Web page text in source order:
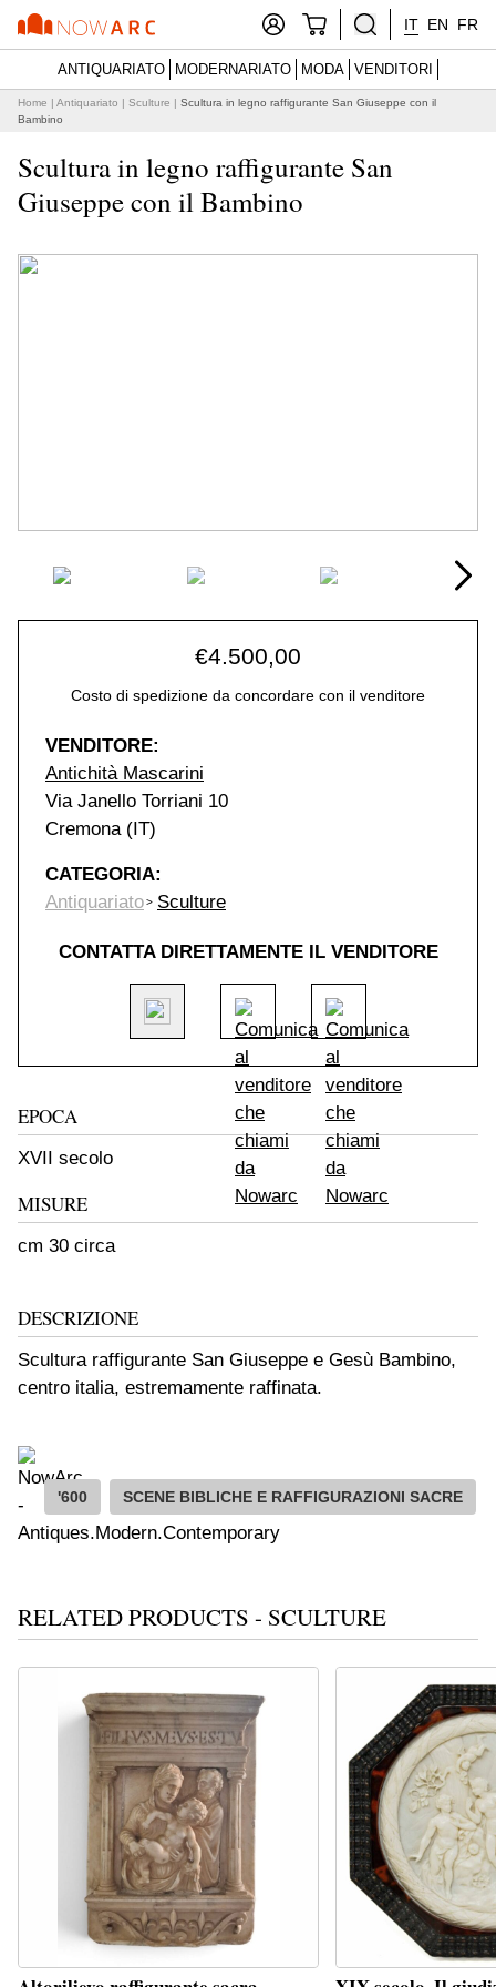
IT EN FR
ANTIQUARIATO MODERNARIATO MODA VENDITORI
Home | Antiquariato | Sculture | Scultura in legno raffigurante San Giuseppe con il
Bambino
Scultura in legno raffigurante San
Giuseppe con il Bambino
€4.500,00
Costo di spedizione da concordare con il venditore
VENDITORE:
Antichità Mascarini
Via Janello Torriani 10
Cremona (IT)
CATEGORIA:
Antiquariato
Sculture
CONTATTA DIRETTAMENTE IL VENDITORE
EPOCA
XVII secolo
MISURE
cm 30 circa
DESCRIZIONE
Scultura raffigurante San Giuseppe e Gesù Bambino,
centro italia, estremamente raffinata.
'600 SCENE BIBLICHE E RAFFIGURAZIONI SACRE
RELATED PRODUCTS - SCULTURE